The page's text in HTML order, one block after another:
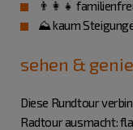
👨‍👩‍👧
⛰️ kaum
sehen &
Diese Rundtour
Radtour ausmacht: